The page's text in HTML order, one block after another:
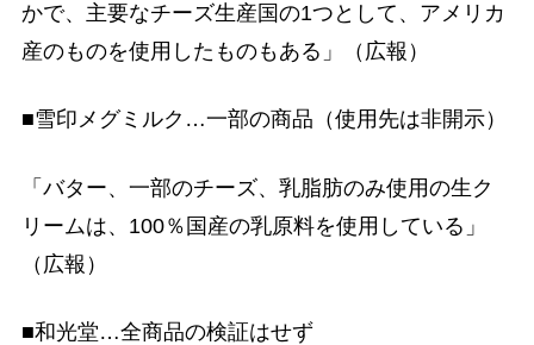
かで、主要なチーズ生産国の1つとして、アメリカ
産のものを使用したものもある」（広報）
■雪印メグミルク…一部の商品（使用先は非開示）
「バター、一部のチーズ、乳脂肪のみ使用の生ク
リームは、100％国産の乳原料を使用している」
（広報）
■和光堂…全商品の検証はせず